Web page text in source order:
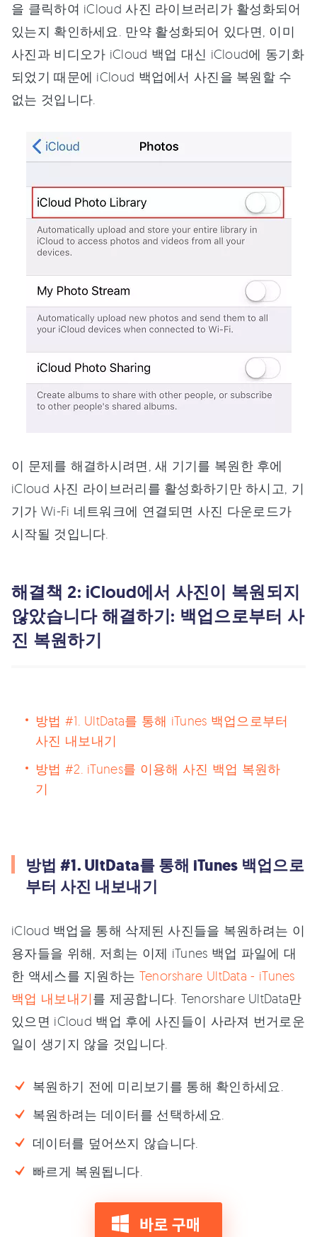
을 클릭하여 iCloud 사진 라이브러리가 활성화되어
있는지 확인하세요. 만약 활성화되어 있다면, 이미
사진과 비디오가 iCloud 백업 대신 iCloud에 동기화
되었기 때문에 iCloud 백업에서 사진을 복원할 수
없는 것입니다.
이 문제를 해결하시려면, 새 기기를 복원한 후에
iCloud 사진 라이브러리를 활성화하기만 하시고, 기
기가 Wi-Fi 네트워크에 연결되면 사진 다운로드가
시작될 것입니다.
해결책 2: iCloud에서 사진이 복원되지
않았습니다 해결하기: 백업으로부터 사
진 복원하기
방법 #1. UltData를 통해 iTunes 백업으로부터
사진 내보내기
방법 #2. iTunes를 이용해 사진 백업 복원하
기
방법 #1. UltData를 통해 iTunes 백업으로
부터 사진 내보내기
iCloud 백업을 통해 삭제된 사진들을 복원하려는 이
용자들을 위해, 저희는 이제 iTunes 백업 파일에 대
한 액세스를 지원하는 Tenorshare UltData - iTunes
백업 내보내기를 제공합니다. Tenorshare UltData만
있으면 iCloud 백업 후에 사진들이 사라져 번거로운
일이 생기지 않을 것입니다.
복원하기 전에 미리보기를 통해 확인하세요.
복원하려는 데이터를 선택하세요.
데이터를 덮어쓰지 않습니다.
빠르게 복원됩니다.